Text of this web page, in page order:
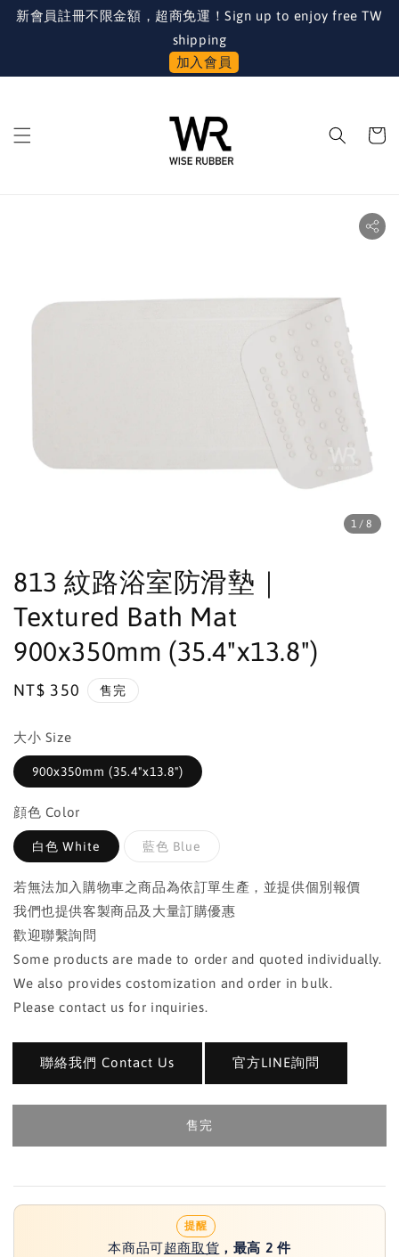
新會員註冊不限金額，超商免運！Sign up to enjoy free TW
shipping
加入會員
1 /8
813 紋路浴室防滑墊｜
Textured Bath Mat
900x350mm (35.4"x13.8")
Regular
NT$ 350 售完
大小 Size
900x350mm (35.4"x13.8")
顔色 Color
白色 White 藍色 Blue
若無法加入購物車之商品為依訂單生產，並提供個別報價
我們也提供客製商品及大量訂購優惠
歡迎聯繫詢問
Some products are made to order and quoted individually.
We also provides costomization and order in bulk.
Please contact us for inquiries.
聯絡我們 Contact Us 官方LINE詢問
售完
提醒
本商品可超商取貨 ，最高 2 件